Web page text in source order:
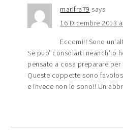
marifra79 says
16 Dicembre 2013
Eccomi!! Sono
Se puo' consolarti neanch'io
pensato a cosa preparare per
Queste coppette sono
e invece non lo sono!! Un